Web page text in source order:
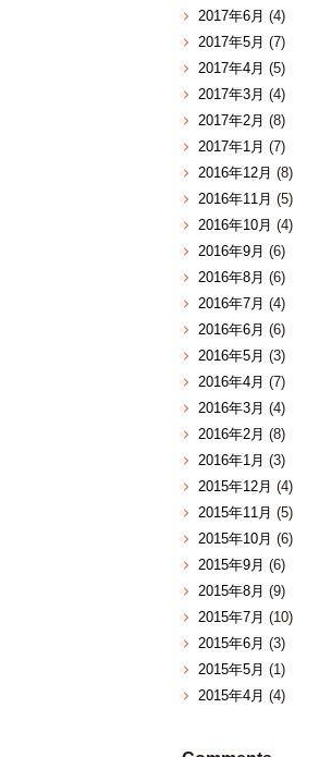
2017年6月 (4)
2017年5月 (7)
2017年4月 (5)
2017年3月 (4)
2017年2月 (8)
2017年1月 (7)
2016年12月 (8)
2016年11月 (5)
2016年10月 (4)
2016年9月 (6)
2016年8月 (6)
2016年7月 (4)
2016年6月 (6)
2016年5月 (3)
2016年4月 (7)
2016年3月 (4)
2016年2月 (8)
2016年1月 (3)
2015年12月 (4)
2015年11月 (5)
2015年10月 (6)
2015年9月 (6)
2015年8月 (9)
2015年7月 (10)
2015年6月 (3)
2015年5月 (1)
2015年4月 (4)